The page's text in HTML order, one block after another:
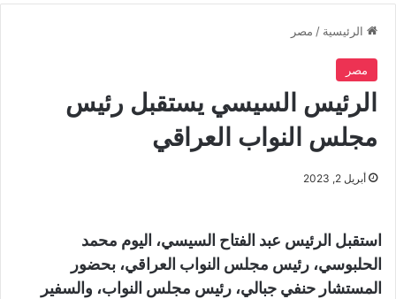
الرئيسية / مصر
مصر
الرئيس السيسي يستقبل رئيس
مجلس النواب العراقي
أبريل 2, 2023
استقبل الرئيس عبد الفتاح السيسي، اليوم محمد
الحلبوسي، رئيس مجلس النواب العراقي، بحضور
المستشار حنفي جبالي، رئيس مجلس النواب، والسفير